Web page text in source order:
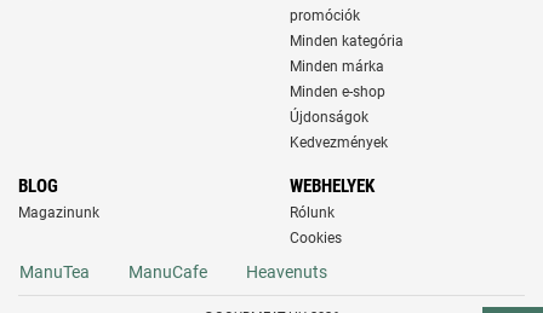
promóciók
Minden kategória
Minden márka
Minden e-shop
Újdonságok
Kedvezmények
BLOG
Magazinunk
WEBHELYEK
Rólunk
Cookies
ManuTea ManuCafe Heavenuts